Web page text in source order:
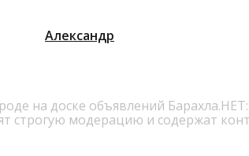
Александр
на доске объявлений
строгую модерацию и содержат